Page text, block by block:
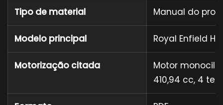
Tipo de material Manual do
Modelo principal Royal Enfield
Motorização citada
Motor
410,94 cc, 4